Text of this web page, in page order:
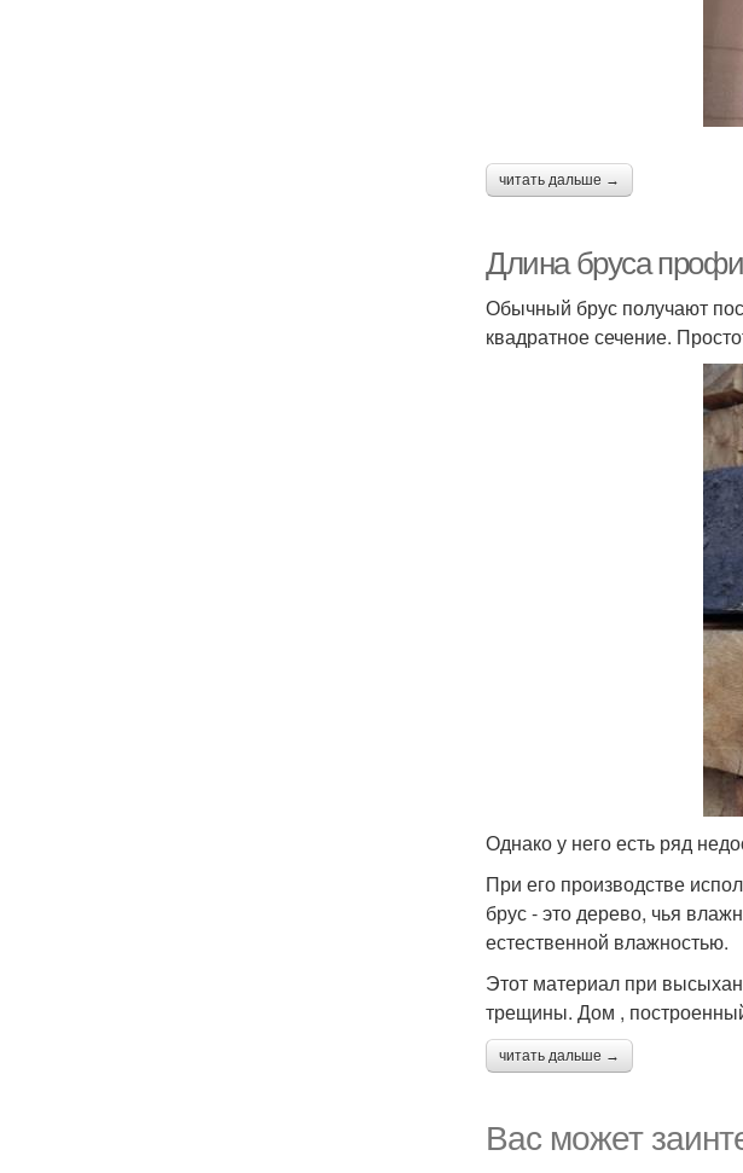
читать дальше →
Длина бруса
Обычный брус получают
квадратное сечение.
Однако у него есть ряд
При его производстве
брус - это дерево, чья
естественной влажностью.
Этот материал при
трещины. Дом ,
читать дальше →
Вас может